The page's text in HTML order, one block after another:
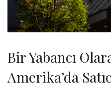
Bir Yabancı
Amerika’da